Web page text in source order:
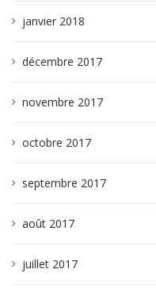
janvier 2018
décembre 2017
novembre 2017
octobre 2017
septembre 2017
août 2017
juillet 2017